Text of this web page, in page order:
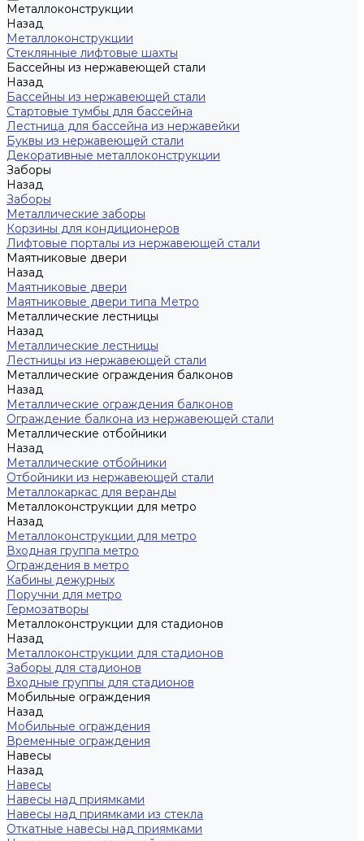
Металлоконструкции
Назад
Металлоконструкции
Cтеклянные лифтовые шахты
Бассейны из нержавеющей стали
Назад
Бассейны из нержавеющей стали
Стартовые тумбы для бассейна
Лестница для бассейна из нержавейки
Буквы из нержавеющей стали
Декоративные металлоконструкции
Заборы
Назад
Заборы
Металлические заборы
Корзины для кондиционеров
Лифтовые порталы из нержавеющей стали
Маятниковые двери
Назад
Маятниковые двери
Маятниковые двери типа Метро
Металлические лестницы
Назад
Металлические лестницы
Лестницы из нержавеющей стали
Металлические ограждения балконов
Назад
Металлические ограждения балконов
Ограждение балкона из нержавеющей стали
Металлические отбойники
Назад
Металлические отбойники
Отбойники из нержавеющей стали
Металлокаркас для веранды
Металлоконструкции для метро
Назад
Металлоконструкции для метро
Входная группа метро
Ограждения в метро
Кабины дежурных
Поручни для метро
Гермозатворы
Металлоконструкции для стадионов
Назад
Металлоконструкции для стадионов
Заборы для стадионов
Входные группы для стадионов
Мобильные ограждения
Назад
Мобильные ограждения
Временные ограждения
Навесы
Назад
Навесы
Навесы над приямками
Навесы над приямками из стекла
Откатные навесы над приямками